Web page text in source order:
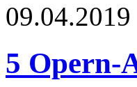
09.04.2019
5 Opern-